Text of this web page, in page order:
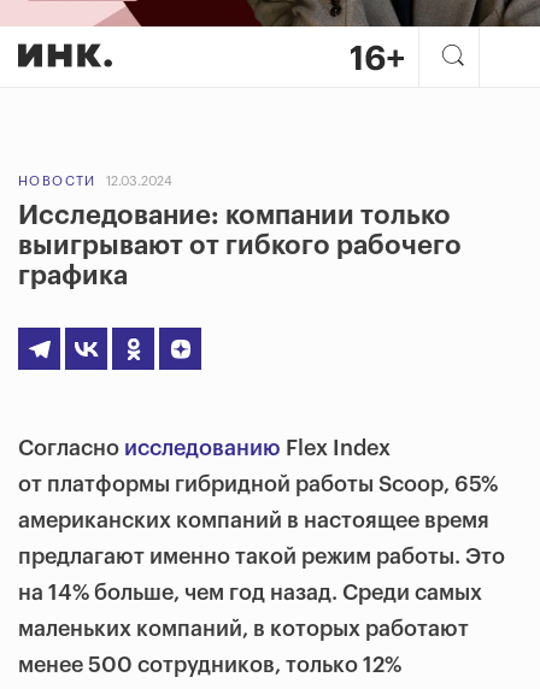
НОВОСТИ 12.03.2024
Исследование: компании только
выигрывают от гибкого рабочего
графика
Согласно исследованию Flex Index
от платформы гибридной работы Scoop, 65%
американских компаний в настоящее время
предлагают именно такой режим работы. Это
на 14% больше, чем год назад. Среди самых
маленьких компаний, в которых работают
менее 500 сотрудников, только 12%